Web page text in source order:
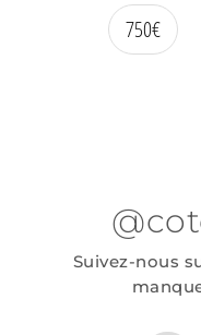
750€
Suivez-nous